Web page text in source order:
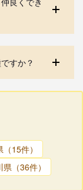
すか？
15件）
（36件）